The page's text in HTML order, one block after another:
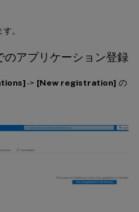
。
アプリケーション登録
-> [New registration] の